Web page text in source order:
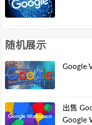
随机展示
Google
出售
Google